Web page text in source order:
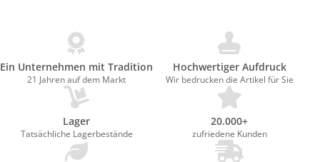
Ein Unternehmen mit Tradition
21 Jahren auf dem Markt
Hochwertiger Aufdruck
Wir bedrucken die Artikel für Sie
Lager
Tatsächliche Lagerbestände
20.000+
zufriedene Kunden